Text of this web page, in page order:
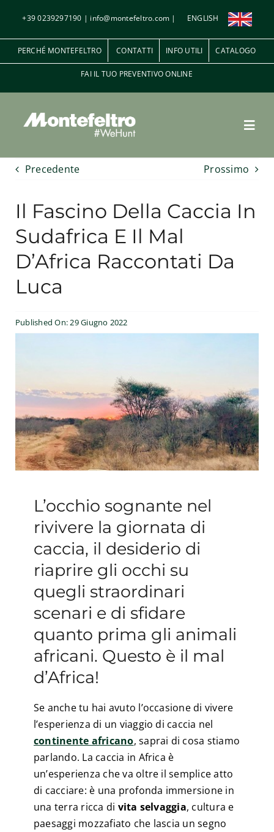
contenuto
+39 0239297190 | info@montefeltro.com | ENGLISH
PERCHÉ MONTEFELTRO CONTATTI INFO UTILI CATALOGO
FAI IL TUO PREVENTIVO ONLINE
Penna e Piuma
A palla
Le riserve di caccia
Esperienze
#We Fish
Preventivo online
Precedente Prossimo
Il Fascino Della Caccia In
Sudafrica E Il Mal
D’Africa Raccontati Da
Luca
Published On: 29 Giugno 2022
L’occhio sognante nel
rivivere la giornata di
caccia, il desiderio di
riaprire gli occhi su
quegli straordinari
scenari e di sfidare
quanto prima gli animali
africani. Questo è il mal
d’Africa!
Se anche tu hai avuto l’occasione di vivere
l’esperienza di un viaggio di caccia nel
continente africano, saprai di cosa stiamo
parlando. La caccia in Africa è
un’esperienza che va oltre il semplice atto
di cacciare: è una profonda immersione in
una terra ricca di vita selvaggia, cultura e
paesaggi mozzafiato che lascia un segno